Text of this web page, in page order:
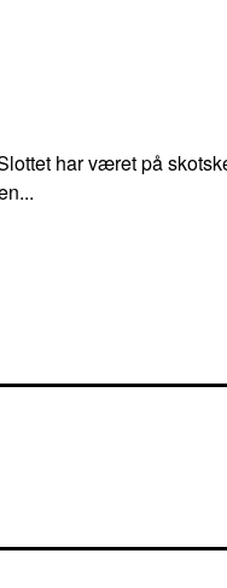
har været på